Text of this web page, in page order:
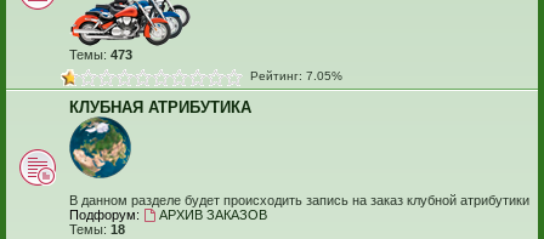
Темы: 473
Рейтинг: 7.05%
КЛУБНАЯ АТРИБУТИКА
В данном разделе будет происходить запись на заказ клубной атрибутики
Подфорум:
АРХИВ ЗАКАЗОВ
Темы: 18